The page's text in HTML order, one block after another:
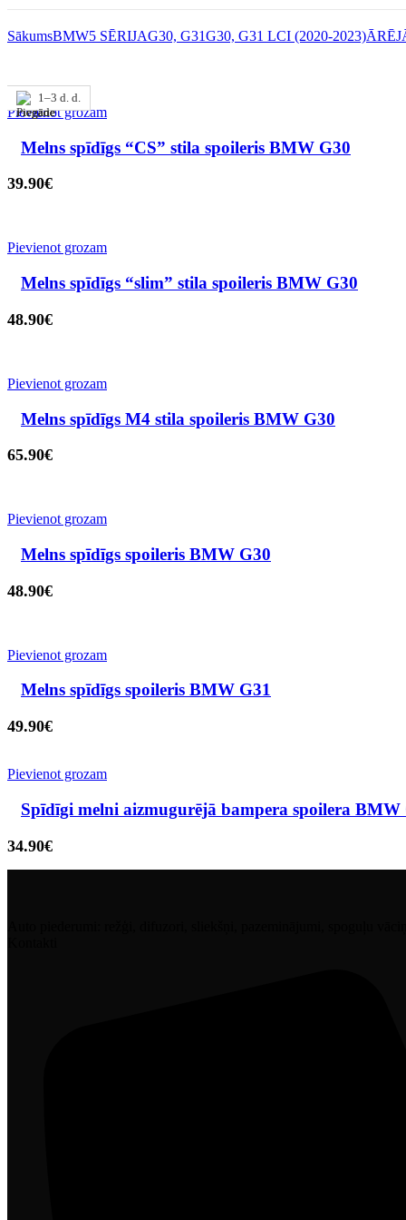
SākumsBMW5 SĒRIJAG30, G31G30, G31 LCI (2020-2023)
1–3 d. d.
Pievienot grozam
Melns spīdīgs “CS” stila spoileris BMW G30
39.90€
1–3 d. d.
Pievienot grozam
Melns spīdīgs “slim” stila spoileris BMW G30
48.90€
Izpārdots
Pievienot grozam
Melns spīdīgs M4 stila spoileris BMW G30
65.90€
1–3 d. d.
Pievienot grozam
Melns spīdīgs spoileris BMW G30
48.90€
1–3 d. d.
Pievienot grozam
Melns spīdīgs spoileris BMW G31
49.90€
1–3 d. d.
Pievienot grozam
Spīdīgi melni aizmugurējā bampera spoilera BMW
34.90€